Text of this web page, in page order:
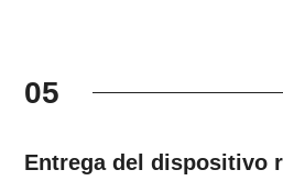
05
Entrega del dispositivo